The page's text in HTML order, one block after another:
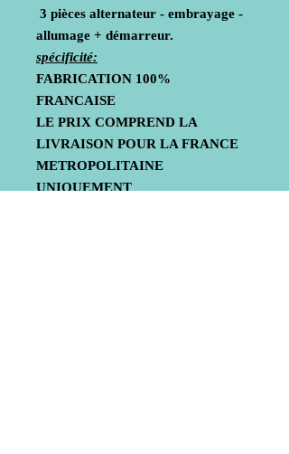
3 pièces alternateur - embrayage -
allumage + démarreur.
spécificité:
FABRICATION 100%
FRANCAISE
LE PRIX COMPREND LA
LIVRAISON POUR LA FRANCE
METROPOLITAINE
UNIQUEMENT